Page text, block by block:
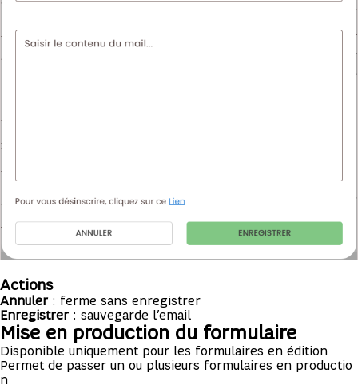
Actions
Annuler: ferme sans enregistrer
Enregistrer: sauvegarde l’email
Mise en production du formulaire
Disponible uniquement pour les formulaires en édition
Permet de passer un ou plusieurs formulaires en productio
n